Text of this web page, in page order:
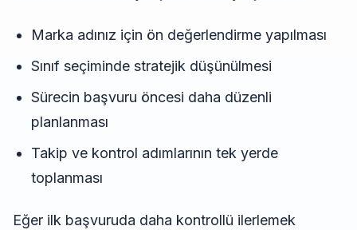
Marka adınız için ön değerlendirme yapılması
Sınıf seçiminde stratejik düşünülmesi
Sürecin başvuru öncesi daha düzenli
planlanması
Takip ve kontrol adımlarının tek yerde
toplanması
Eğer ilk başvuruda daha kontrollü ilerlemek